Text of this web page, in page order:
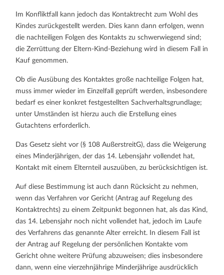
Im Konfliktfall kann jedoch das Kontaktrecht zum Wohl des
Kindes zurückgestellt werden. Dies kann dann erfolgen, wenn
die nachteiligen Folgen des Kontakts zu schwerwiegend sind;
die Zerrüttung der Eltern-Kind-Beziehung wird in diesem Fall in
Kauf genommen.
Ob die Ausübung des Kontaktes große nachteilige Folgen hat,
muss immer wieder im Einzelfall geprüft werden, insbesondere
bedarf es einer konkret festgestellten Sachverhaltsgrundlage;
unter Umständen ist hierzu auch die Erstellung eines
Gutachtens erforderlich.
Das Gesetz sieht vor (§ 108 AußerstreitG), dass die Weigerung
eines Minderjährigen, der das 14. Lebensjahr vollendet hat,
Kontakt mit einem Elternteil auszuüben, zu berücksichtigen ist.
Auf diese Bestimmung ist auch dann Rücksicht zu nehmen,
wenn das Verfahren vor Gericht (Antrag auf Regelung des
Kontaktrechts) zu einem Zeitpunkt begonnen hat, als das Kind,
das 14. Lebensjahr noch nicht vollendet hat, jedoch im Laufe
des Verfahrens das genannte Alter erreicht. In diesem Fall ist
der Antrag auf Regelung der persönlichen Kontakte vom
Gericht ohne weitere Prüfung abzuweisen; dies insbesondere
dann, wenn eine vierzehnjährige Minderjährige ausdrücklich